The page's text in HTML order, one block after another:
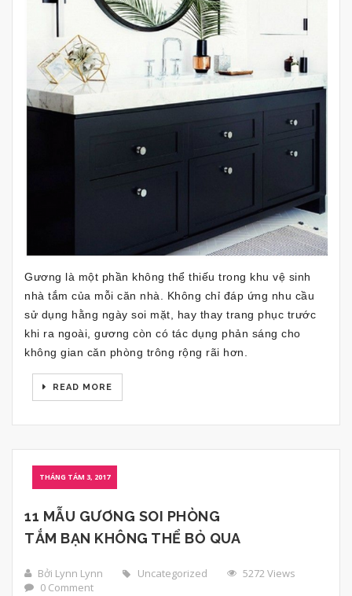
Gương là một phần không thể thiếu trong khu vệ sinh
nhà tắm của mỗi căn nhà. Không chỉ đáp ứng nhu cầu
sử dụng hằng ngày soi mặt, hay thay trang phục trước
khi ra ngoài, gương còn có tác dụng phản sáng cho
không gian căn phòng trông rộng rãi hơn.
READ MORE
THÁNG TÁM 3, 2017
11 MẪU GƯƠNG SOI PHÒNG
TẮM BẠN KHÔNG THỂ BỎ QUA
Bởi Lynn Lynn Uncategorized
5272 Views
0 Comment